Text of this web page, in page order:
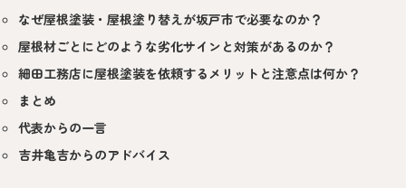
なぜ屋根塗装・屋根塗り替えが坂戸市で必要なのか？
屋根材ごとにどのような劣化サインと対策があるのか？
細田工務店に屋根塗装を依頼するメリットと注意点は何か？
まとめ
代表からの一言
吉井亀吉からのアドバイス